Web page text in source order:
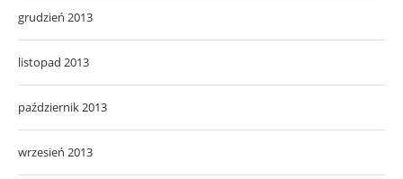
grudzień 2013
listopad 2013
październik 2013
wrzesień 2013